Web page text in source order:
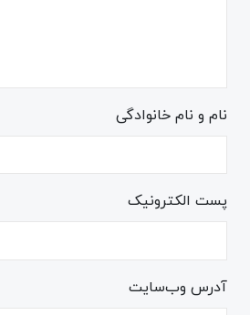
نام و نام خانوادگی
پست الکترونیک
آدرس وب‌سایت